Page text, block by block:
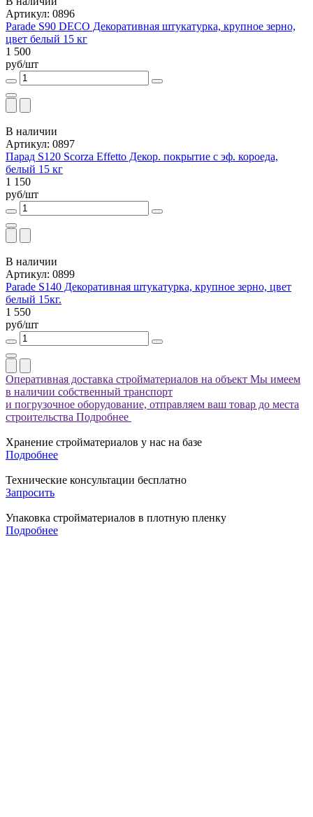
Артикул: 0896
Parade S90 DECO Декоративная штукатурка, крупное зерно,
цвет белый 15 кг
1 500
руб/шт
В наличии
Артикул: 0897
Парад S120 Scorza Effetto Декор. покрытие с эф. короеда,
белый 15 кг
1 150
руб/шт
В наличии
Артикул: 0899
Parade S140 Декоративная штукатурка, крупное зерно, цвет
белый 15кг.
1 550
руб/шт
Оперативная доставка стройматериалов на объект Мы имеем
в наличии собственный транспорт
и погрузочное оборудование, отправляем ваш товар до места
строительства Подробнее
Хранение стройматериалов у нас на базе
Подробнее
Технические консультации бесплатно
Запросить
Упаковка стройматериалов в плотную пленку
Подробнее